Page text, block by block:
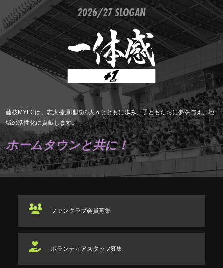
2026/27 SLOGAN
藤枝MYFCは、志太榛原地域の人々とともに歩み、子どもたちに夢を与え、地
域の活性化に貢献します。
ホームタウンと共に！
ファンクラブ会員募集
ボランティアスタッフ募集